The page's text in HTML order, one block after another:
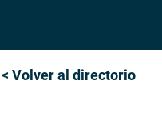
< Volver al directorio